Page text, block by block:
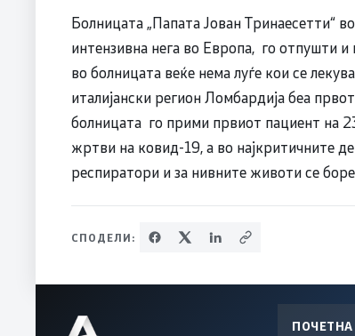
Болницата „Папата Јован Тринаесетти“
интензивна нега во Европа, го отпушти
во болницата веќе нема луѓе кои се
италијански регион Ломбардија беа
болницата го прими првиот пациент на
жртви на ковид-19, а во најкритичните
респиратори и за нивните животи се
СПОДЕЛИ:
ПОЧЕТНА